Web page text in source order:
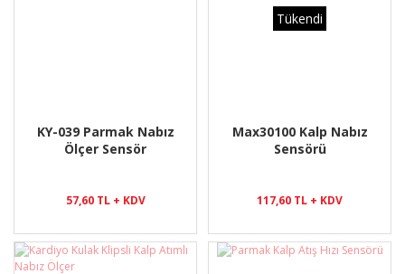
KY-039 Parmak Nabız
Ölçer Sensör
57,60 TL + KDV
Tükendi
Max30100 Kalp Nabız
Sensörü
117,60 TL + KDV